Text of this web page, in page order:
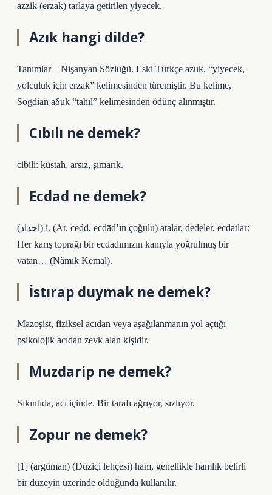
azzik (erzak) tarlaya getirilen yiyecek.
Azık hangi dilde?
Tanımlar – Nişanyan Sözlüğü. Eski Türkçe azuk, “yiyecek,
yolculuk için erzak” kelimesinden türemiştir. Bu kelime,
Sogdian āδūk “tahıl” kelimesinden ödünç alınmıştır.
Cıbılı ne demek?
cibili: küstah, arsız, şımarık.
Ecdad ne demek?
(ﺍﺟﺪﺍﺩ) i. (Ar. cedd, ecdād’ın çoğulu) atalar, dedeler, ecdatlar:
Her karış toprağı bir ecdadımızın kanıyla yoğrulmuş bir
vatan… (Nâmık Kemal).
İstırap duymak ne demek?
Mazoşist, fiziksel acıdan veya aşağılanmanın yol açtığı
psikolojik acıdan zevk alan kişidir.
Muzdarip ne demek?
Sıkıntıda, acı içinde. Bir tarafı ağrıyor, sızlıyor.
Zopur ne demek?
[1] (argüman) (Düziçi lehçesi) ham, genellikle hamlık belirli
bir düzeyin üzerinde olduğunda kullanılır.